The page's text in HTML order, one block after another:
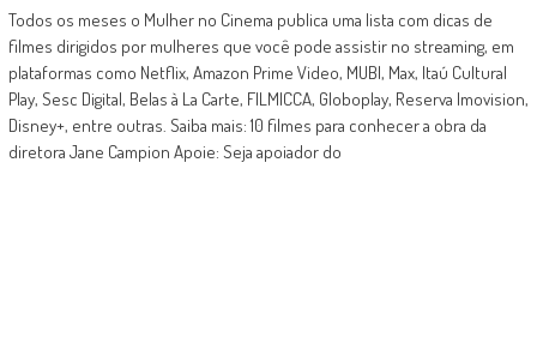
Todos os meses o Mulher no Cinema publica uma lista com dicas de
filmes dirigidos por mulheres que você pode assistir no streaming, em
plataformas como Netflix, Amazon Prime Video, MUBI, Max, Itaú Cultural
Play, Sesc Digital, Belas à La Carte, FILMICCA, Globoplay, Reserva Imovision,
Disney+, entre outras. Saiba mais: 10 filmes para conhecer a obra da
diretora Jane Campion Apoie: Seja apoiador do